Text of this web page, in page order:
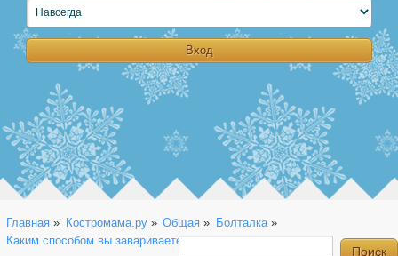
Главная » Костромама.ру» Общая » Болталка»
Каким способом вы завариваете кофе